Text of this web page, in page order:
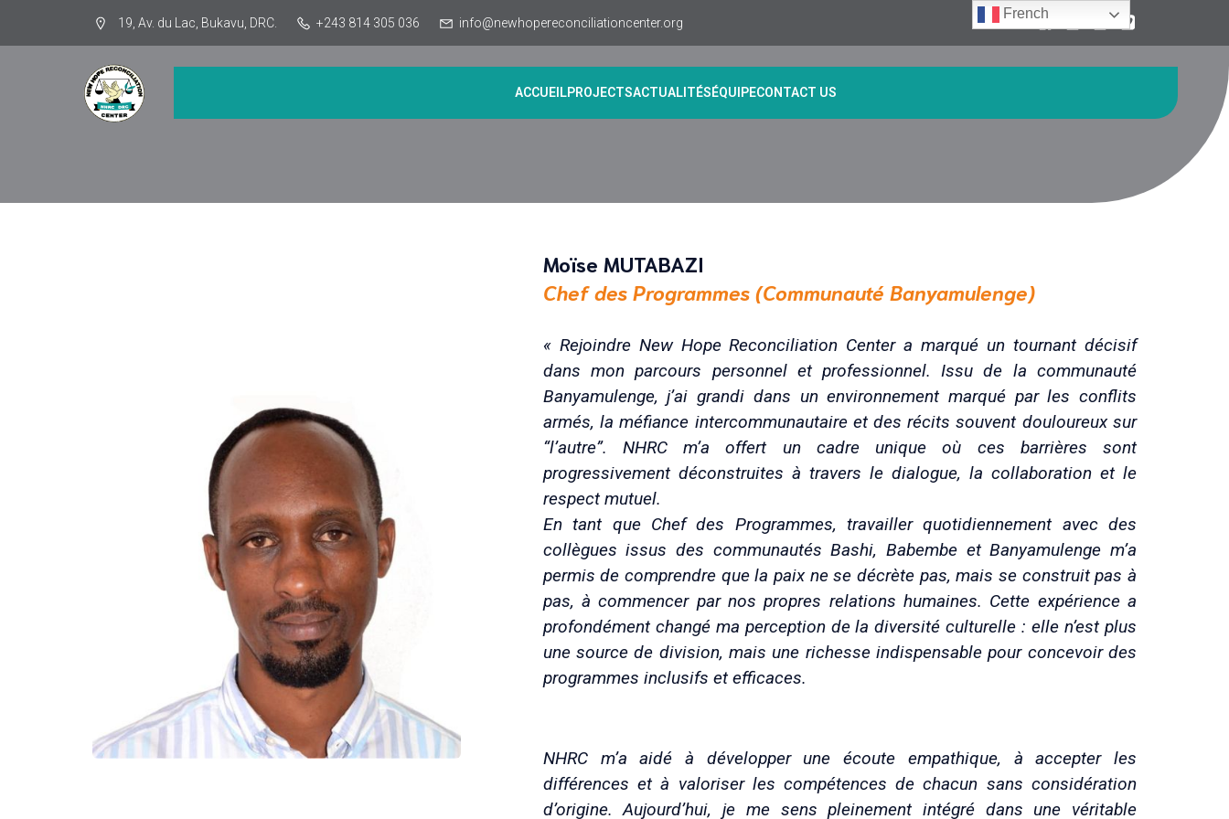
19, Av. du Lac, Bukavu, DRC. +243 814 305 036 info@newhopereconciliationcenter.org
ACCUEILPROJECTSACTUALITÉSÉQUIPECONTACT US
Moïse MUTABAZI
Chef des Programmes (Communauté Banyamulenge)
« Rejoindre New Hope Reconciliation Center a marqué un tournant décisif
dans mon parcours personnel et professionnel. Issu de la communauté
Banyamulenge, j’ai grandi dans un environnement marqué par les conflits
armés, la méfiance intercommunautaire et des récits souvent douloureux sur
“l’autre”. NHRC m’a offert un cadre unique où ces barrières sont
progressivement déconstruites à travers le dialogue, la collaboration et le
respect mutuel.
En tant que Chef des Programmes, travailler quotidiennement avec des
collègues issus des communautés Bashi, Babembe et Banyamulenge m’a
permis de comprendre que la paix ne se décrète pas, mais se construit pas à
pas, à commencer par nos propres relations humaines. Cette expérience a
profondément changé ma perception de la diversité culturelle : elle n’est plus
une source de division, mais une richesse indispensable pour concevoir des
programmes inclusifs et efficaces.
NHRC m’a aidé à développer une écoute empathique, à accepter les
différences et à valoriser les compétences de chacun sans considération
d’origine. Aujourd’hui, je me sens pleinement intégré dans une véritable
French